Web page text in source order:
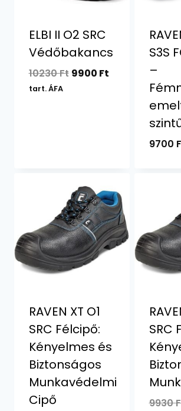
ELBI II O2 SRC
Védőbakancs
10230Ft Original
9900 FtCurrent
tart. ÁFA
S3S
–
9700
RAVEN XT O1
SRC Félcipő:
Kényelmes és
Biztonságos
Munkavédelmi
Cipő
SRC
9930